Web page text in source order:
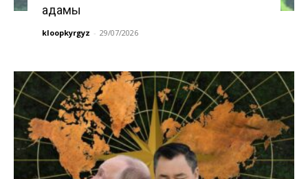
адамы
kloopkyrgyz - 29/07/2026